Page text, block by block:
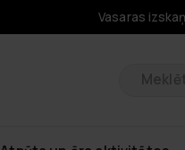
Vasaras